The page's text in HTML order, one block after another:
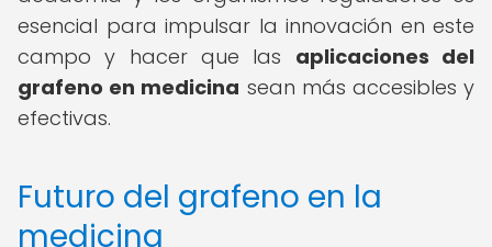
esencial para impulsar la innovación en este
campo y hacer que las aplicaciones del
grafeno en medicina sean más accesibles y
efectivas.
Futuro del grafeno en la
medicina